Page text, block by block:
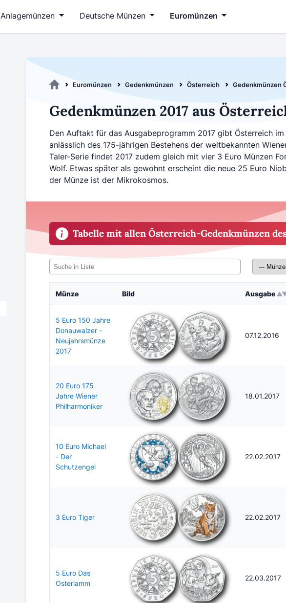
Anlagemünzen Deutsche Münzen Euromünzen
Euromünzen Gedenkmünzen Österreich Gedenkmünzen
Gedenkmünzen 2017 aus
Den Auftakt für das Ausgabeprogramm 2017 gibt Österreich
anlässlich des 175-jährigen Bestehens der weltbekannten
Taler-Serie findet 2017 zudem gleich mit vier 3 Euro Münzen
Wolf. Etwas später als gewohnt erscheint die neue 25 Euro
der Münze ist der Mikrokosmos.
Tabelle mit allen Österreich-Gedenkmünzen
Münze Bild Ausgabe
5 Euro 150 Jahre
Donauwalzer -
Neujahrsmünze
2017
07.12.2016
20 Euro 175
Jahre Wiener
Philharmoniker
18.01.2017
10 Euro Michael
- Der
Schutzengel
22.02.2017
3 Euro Tiger 22.02.2017
5 Euro Das
Osterlamm
22.03.2017